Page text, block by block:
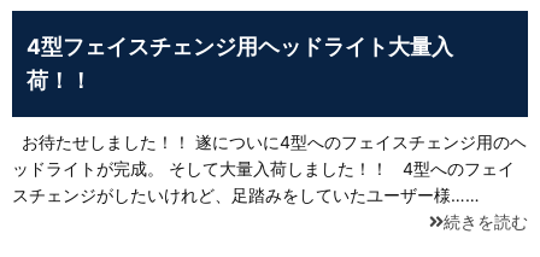
4型フェイスチェンジ用ヘッドライト大量入
荷！！
お待たせしました！！ 遂についに4型へのフェイスチェンジ用のヘ
ッドライトが完成。 そして大量入荷しました！！ 4型へのフェイ
スチェンジがしたいけれど、足踏みをしていたユーザー様……
続きを読む